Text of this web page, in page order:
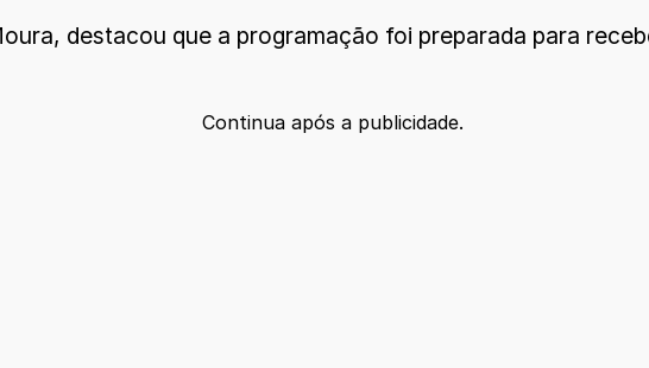
destacou que a programação foi preparada para
Continua após a publicidade.